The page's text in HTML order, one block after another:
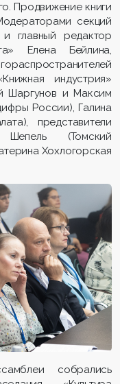
Продвижение книги
секций
и главный редактор
Елена Бейлина,
индустрия»
Шаргунов и Максим
России), Галина
представители
(Томский
Хохлогорская
собрались